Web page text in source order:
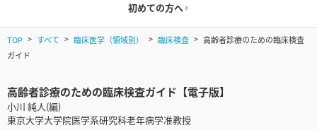
初めての方へ
TOP すべて 臨床医学（領域別） 臨床検査
高齢者診療のための臨床検査
ガイド
高齢者診療のための臨床検査ガイド【電子版】
小川 純人(編)
東京大学大学院医学系研究科老年病学准教授